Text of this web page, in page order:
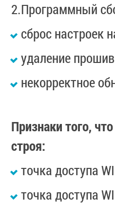
2.Программный
сброс настроек
удаление
некорректное
Признаки того,
строя:
точка доступа
точка доступа